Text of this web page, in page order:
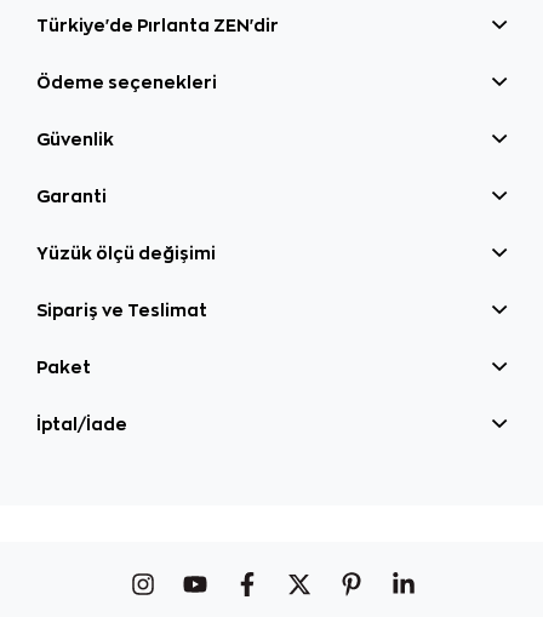
Türkiye'de Pırlanta ZEN'dir
Ödeme seçenekleri
Güvenlik
Garanti
Yüzük ölçü değişimi
Sipariş ve Teslimat
Paket
İptal/İade